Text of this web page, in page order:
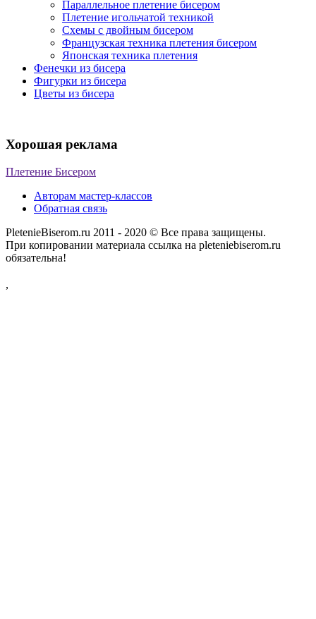
Параллельное плетение бисером
Плетение игольчатой техникой
Схемы с двойным бисером
Французская техника плетения бисером
Японская техника плетения
Фенечки из бисера
Фигурки из бисера
Цветы из бисера
Хорошая реклама
Плетение Бисером
Авторам мастер-классов
Обратная связь
PletenieBiserom.ru 2011 - 2020 © Все права защищены.
При копировании материала ссылка на pleteniebiserom.ru
обязательна!
,